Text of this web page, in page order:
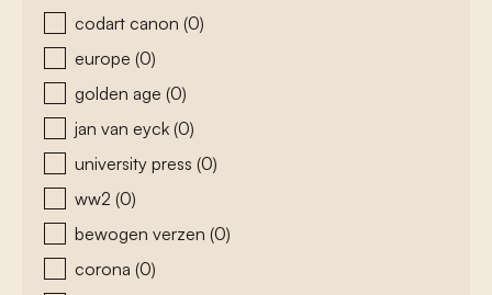
codart canon (0)
europe (0)
golden age (0)
jan van eyck (0)
university press (0)
ww2 (0)
bewogen verzen (0)
corona (0)